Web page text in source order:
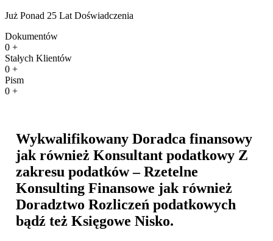
Już Ponad 25 Lat Doświadczenia
Dokumentów
0 +
Stałych Klientów
0 +
Pism
0 +
Wykwalifikowany Doradca finansowy
jak również Konsultant podatkowy Z
zakresu podatków – Rzetelne
Konsulting Finansowe jak również
Doradztwo Rozliczeń podatkowych
bądź też Księgowe Nisko.